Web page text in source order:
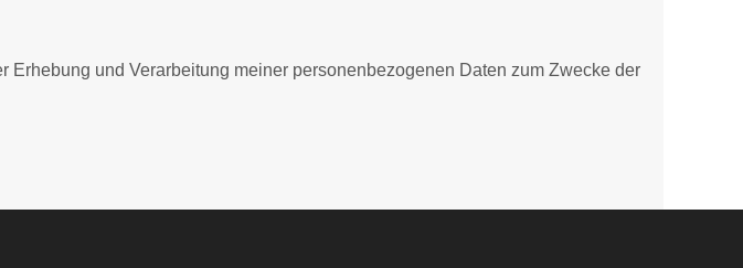
Erhebung und Verarbeitung meiner personenbezogenen Daten zum Zwecke der